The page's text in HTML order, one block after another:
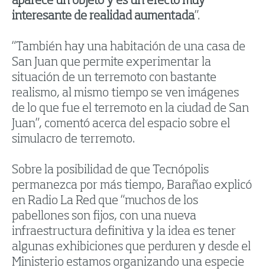
interesante de realidad aumentada”.
“También hay una habitación de una casa de
San Juan que permite experimentar la
situación de un terremoto con bastante
realismo, al mismo tiempo se ven imágenes
de lo que fue el terremoto en la ciudad de San
Juan”, comentó acerca del espacio sobre el
simulacro de terremoto.
Sobre la posibilidad de que Tecnópolis
permanezca por más tiempo, Barañao explicó
en Radio La Red que “muchos de los
pabellones son fijos, con una nueva
infraestructura definitiva y la idea es tener
algunas exhibiciones que perduren y desde el
Ministerio estamos organizando una especie